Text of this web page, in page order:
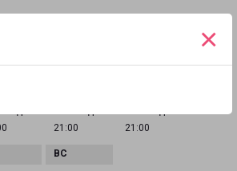
×
21:00
21:00